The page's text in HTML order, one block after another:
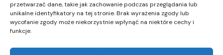
przetwarzać dane, takie jak zachowanie podczas przeglądania lub
unikalne identyfikatory na tej stronie. Brak wyrażenia zgody lub
wycofanie zgody może niekorzystnie wpłynąć na niektóre cechy i
funkcje.